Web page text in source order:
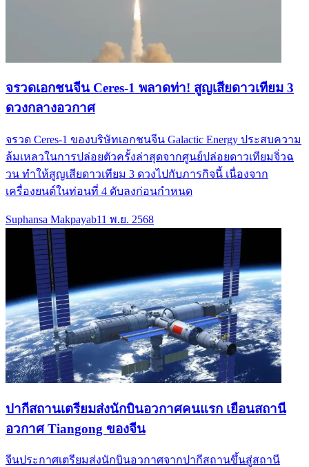
จรวดเอกชนจีน Ceres-1 พลาดท่า! สูญเสียดาวเทียม 3
ดวงกลางอวกาศ
จรวด Ceres-1 ของบริษัทเอกชนจีน Galactic Energy ประสบความ
ล้มเหลวในการปล่อยตัวครั้งล่าสุดจากศูนย์ปล่อยดาวเทียมจิ่วฉ
วน ทำให้สูญเสียดาวเทียม 3 ดวงไปกับภารกิจนี้ เนื่องจาก
เครื่องยนต์ในท่อนที่ 4 ดับลงก่อนกำหนด
Suphansa Makpayab11 พ.ย. 2568
ปากีสถานเตรียมส่งนักบินอวกาศคนแรก เยือนสถานี
อวกาศ Tiangong ของจีน
จีนประกาศเตรียมส่งนักบินอวกาศจากปากีสถานขึ้นสู่สถานี